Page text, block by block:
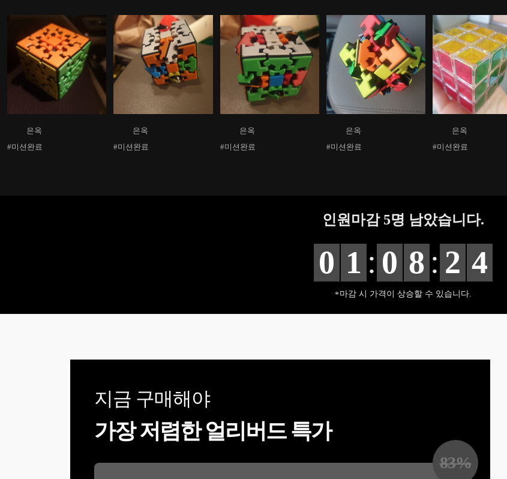
은옥
#미션완료
은옥
#미션완료
은옥
#미션완료
은옥
#미션완료
은옥
#미션완료
인원마감 5명 남았습니다.
0 1 : 0 8 : 2 3
마감 시 가격이 상승할 수 있습니다.
지금 구매해야
가장 저렴한 얼리버드 특가
83%